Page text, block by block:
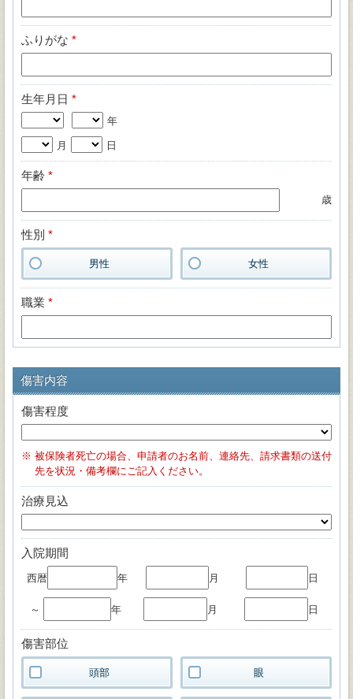
ふりがな *
生年月日 *
年
月 日
年齢 *
歳
性別 *
男性 女性
職業 *
傷害内容
傷害程度
※ 被保険者死亡の場合、申請者のお名前、連絡先、請求書類の送付
先を状況・備考欄にご記入ください。
治療見込
入院期間
西暦 年 月 日
～ 年 月 日
傷害部位
頭部 眼